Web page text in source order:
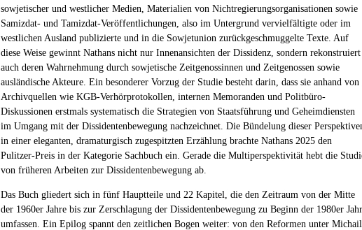
sowjetischer und westlicher Medien, Materialien von Nichtregierungsorganisationen sowie
Samizdat- und Tamizdat-Veröffentlichungen, also im Untergrund vervielfältigte oder im
westlichen Ausland publizierte und in die Sowjetunion zurückgeschmuggelte Texte. Auf
diese Weise gewinnt Nathans nicht nur Innenansichten der Dissidenz, sondern rekonstruiert
auch deren Wahrnehmung durch sowjetische Zeitgenossinnen und Zeitgenossen sowie
ausländische Akteure. Ein besonderer Vorzug der Studie besteht darin, dass sie anhand von
Archivquellen wie KGB-Verhörprotokollen, internen Memoranden und Politbüro-
Diskussionen erstmals systematisch die Strategien von Staatsführung und Geheimdiensten
im Umgang mit der Dissidentenbewegung nachzeichnet. Die Bündelung dieser
in einer eleganten, dramaturgisch zugespitzten Erzählung brachte Nathans 2025 den
Pulitzer-Preis in der Kategorie Sachbuch ein. Gerade die Multiperspektivität hebt die
von früheren Arbeiten zur Dissidentenbewegung ab.
Das Buch gliedert sich in fünf Hauptteile und 22 Kapitel, die den Zeitraum von der Mitte
der 1960er Jahre bis zur Zerschlagung der Dissidentenbewegung zu Beginn der 1980er
umfassen. Ein Epilog spannt den zeitlichen Bogen weiter: von den Reformen unter Michail